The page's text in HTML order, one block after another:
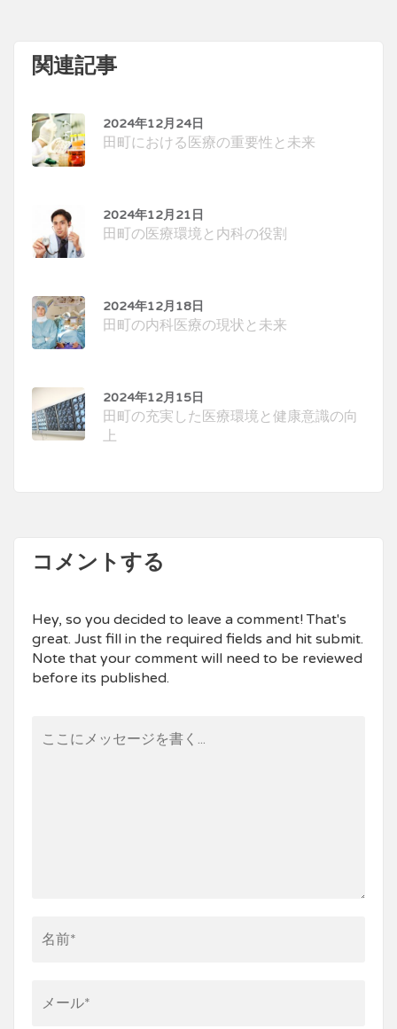
関連記事
2024年12月24日
田町における医療の重要性と未来
2024年12月21日
田町の医療環境と内科の役割
2024年12月18日
田町の内科医療の現状と未来
2024年12月15日
田町の充実した医療環境と健康意識の向
上
コメントする
Hey, so you decided to leave a comment! That's
great. Just fill in the required fields and hit submit.
Note that your comment will need to be reviewed
before its published.